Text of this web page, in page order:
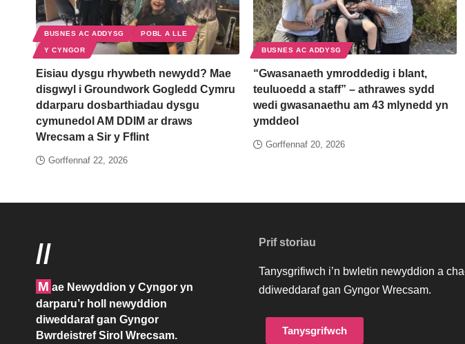
BUSNES AC ADDYSG POBL A LLE
Y CYNGOR
Eisiau dysgu rhywbeth newydd? Mae
disgwyl i Groundwork Gogledd Cymru
ddarparu dosbarthiadau dysgu
cymunedol AM DDIM ar draws
Wrecsam a Sir y Fflint
Gorffennaf 22, 2026
BUSNES AC ADDYSG
“Gwasanaeth ymroddedig i blant,
teuluoedd a staff” – athrawes sydd
wedi gwasanaethu am 43 mlynedd yn
ymddeol
Gorffennaf 20, 2026
//
M ae Newyddion y Cyngor yn
darparu’r holl newyddion
diweddaraf gan Gyngor
Bwrdeistref Sirol Wrecsam.
Prif storiau
Tanysgrifiwch i’n bwletin newyddion a
ddiweddaraf gan Gyngor Wrecsam.
Tanysgrifwch